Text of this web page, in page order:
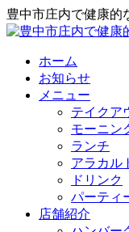
豊中市庄内で健康的
ホーム
お知らせ
メニュー
テイクア
モーニン
ランチ
アラカル
ドリンク
パーティ
店舗紹介